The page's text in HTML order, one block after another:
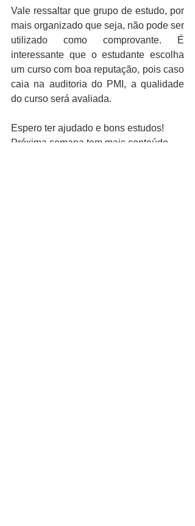
Vale ressaltar que grupo de estudo, por
mais organizado que seja, não pode ser
utilizado como comprovante. É
interessante que o estudante escolha
um curso com boa reputação, pois caso
caia na auditoria do PMI, a qualidade
do curso será avaliada.
Espero ter ajudado e bons estudos!
Próxima semana tem mais conteúdo